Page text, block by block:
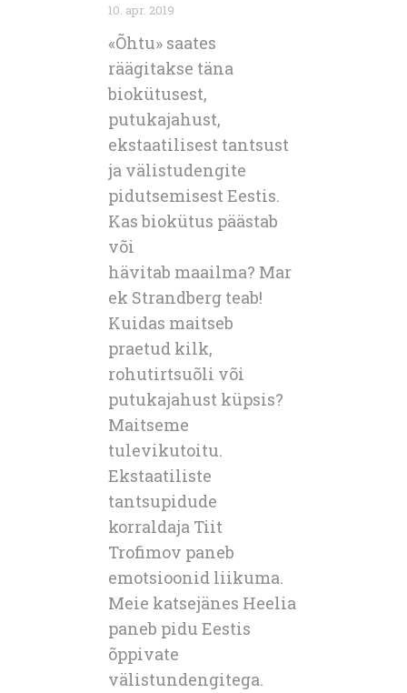
10. apr. 2019
«Õhtu» saates
räägitakse täna
biokütusest,
putukajahust,
ekstaatilisest tantsust
ja välistudengite
pidutsemisest Eestis.
Kas biokütus päästab
või
hävitab maailma? Mar
ek Strandberg teab!
Kuidas maitseb
praetud kilk,
rohutirtsuõli või
putukajahust küpsis?
Maitseme
tulevikutoitu.
Ekstaatiliste
tantsupidude
korraldaja Tiit
Trofimov paneb
emotsioonid liikuma.
Meie katsejänes Heelia
paneb pidu Eestis
õppivate
välistundengitega.